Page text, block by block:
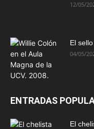
12/05/
El
04/05/
ENTRADAS
El